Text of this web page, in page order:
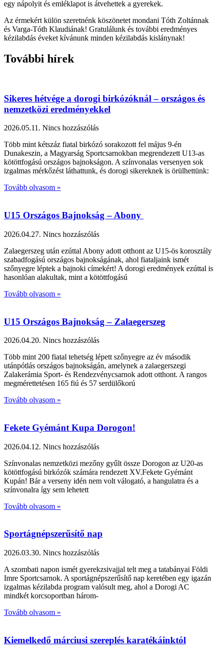
egy nápolyit és emléklapot is átvehettek a gyerekek.
Az érmekért külön szeretnénk köszönetet mondani Tóth Zoltánnak
és Varga-Tóth Klaudiának! Gratulálunk és további eredményes
kézilabdás éveket kívánunk minden kézilabdás kislánynak!
További hírek
Sikeres hétvége a dorogi birkózóknál – országos és
nemzetközi eredményekkel
2026.05.11. Nincs hozzászólás
Több mint kétszáz fiatal birkózó sorakozott fel május 9-én
Dunakeszin, a Magyarság Sportcsarnokban megrendezett U13-as
kötöttfogású országos bajnokságon. A színvonalas versenyen sok
izgalmas mérkőzést láthattunk, és dorogi sikereknek is örülhettünk:
Tovább olvasom »
U15 Országos Bajnokság – Abony
2026.04.27. Nincs hozzászólás
Zalaegerszeg után ezúttal Abony adott otthont az U15-ös korosztály
szabadfogású országos bajnokságának, ahol fiataljaink ismét
szőnyegre léptek a bajnoki címekért! A dorogi eredmények ezúttal is
hasonlóan alakultak, mint a kötöttfogású
Tovább olvasom »
U15 Országos Bajnokság – Zalaegerszeg
2026.04.20. Nincs hozzászólás
Több mint 200 fiatal tehetség lépett szőnyegre az év második
utánpótlás országos bajnokságán, amelynek a zalaegerszegi
Zalakerámia Sport- és Rendezvénycsarnok adott otthont. A rangos
megmérettetésen 165 fiú és 57 serdülőkorú
Tovább olvasom »
Fekete Gyémánt Kupa Dorogon!
2026.04.12. Nincs hozzászólás
Színvonalas nemzetközi mezőny gyűlt össze Dorogon az U20-as
kötöttfogású birkózók számára rendezett XV.Fekete Gyémánt
Kupán! Bár a verseny idén nem volt válogató, a hangulatra és a
színvonalra így sem lehetett
Tovább olvasom »
Sportágnépszerűsítő nap
2026.03.30. Nincs hozzászólás
A szombati napon ismét gyerekzsivajjal telt meg a tatabányai Földi
Imre Sportcsarnok. A sportágnépszerűsítő nap keretében egy igazán
izgalmas kézilabda program valósult meg, ahol a Dorogi AC
mindkét korcsoportban három-
Tovább olvasom »
Kiemelkedő márciusi szereplés karatékáinktól